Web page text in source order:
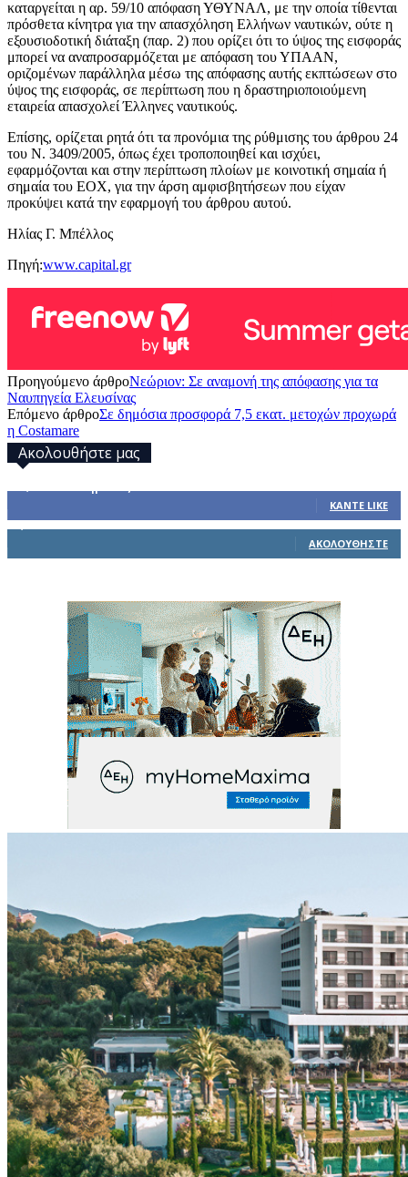
καταργείται η αρ. 59/10 απόφαση ΥΘΥΝΑΛ, με την οποία τίθενται
πρόσθετα κίνητρα για την απασχόληση Ελλήνων ναυτικών, ούτε η
εξουσιοδοτική διάταξη (παρ. 2) που ορίζει ότι το ύψος της εισφοράς
μπορεί να αναπροσαρμόζεται με απόφαση του ΥΠΑΑΝ,
οριζομένων παράλληλα μέσω της απόφασης αυτής εκπτώσεων στο
ύψος της εισφοράς, σε περίπτωση που η δραστηριοποιούμενη
εταιρεία απασχολεί Έλληνες ναυτικούς.
Επίσης, ορίζεται ρητά ότι τα προνόμια της ρύθμισης του άρθρου 24
του Ν. 3409/2005, όπως έχει τροποποιηθεί και ισχύει,
εφαρμόζονται και στην περίπτωση πλοίων με κοινοτική σημαία ή
σημαία του ΕΟΧ, για την άρση αμφισβητήσεων που είχαν
προκύψει κατά την εφαρμογή του άρθρου αυτού.
Ηλίας Γ. Μπέλλος
Πηγή:www.capital.gr
Προηγούμενο άρθροΝεώριον: Σε αναμονή της απόφασης για τα
Ναυπηγεία Ελευσίνας
Επόμενο άρθροΣε δημόσια προσφορά 7,5 εκατ. μετοχών προχωρά
η Costamare
Ακολουθήστε μας
ΚΆΝΤΕ LIKE
ΑΚΟΛΟΥΘΉΣΤΕ